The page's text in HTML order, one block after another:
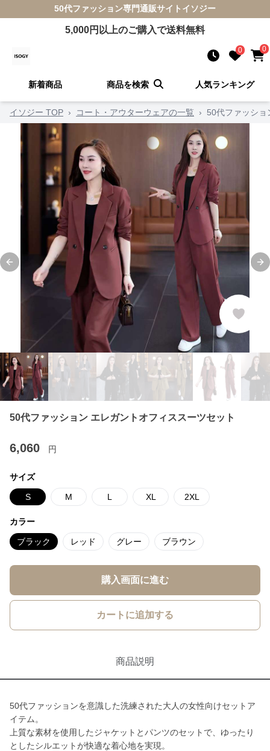
50代ファッション専門通販サイト イソジー
5,000円以上のご購入で送料無料
0 0
新着商品 商品を検索 人気ランキング
イソジー TOP › コート・アウターウェアの一覧 › 50代ファッシ
Previous slide
50代ファッション エレガントオフィススーツセット
6,060 円
サイズ
S M L XL 2XL
カラー
ブラック レッド グレー ブラウン
購入画面に進む
カートに追加する
商品説明
50代ファッションを意識した洗練された大人の女性向けセットア
イテム。
上質な素材を使用したジャケットとパンツのセットで、ゆったり
としたシルエットが快適な着心地を実現。